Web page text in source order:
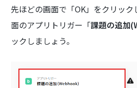
先ほどの画面で「OK」をクリック
面のアプリトリガー「課題の追加
ックしましょう。